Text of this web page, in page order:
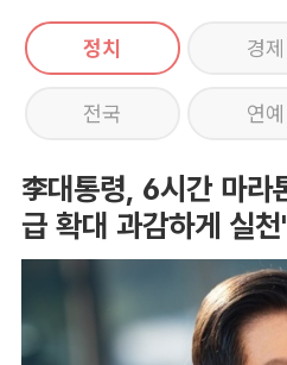
정치 경제
전국 연예
李대통령, 6시간 마
급 확대 과감하게 실